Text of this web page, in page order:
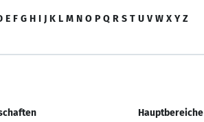
E F G H I J K L M N O P Q R S T U V W X Y Z
Hauptbereiche